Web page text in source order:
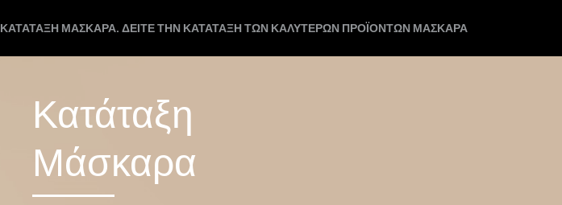
ΚΑΤΆΤΑΞΗ ΜΆΣΚΑΡΑ. ΔΕΊΤΕ ΤΗΝ ΚΑΤΆΤΑΞΗ ΤΩΝ ΚΑΛΎΤΕΡΩΝ ΠΡΟΪΌΝΤΩΝ ΜΆΣΚΑΡΑ
Κατάταξη
Μάσκαρα